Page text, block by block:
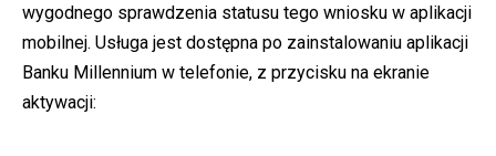
wygodnego sprawdzenia statusu tego wniosku w aplikacji
mobilnej. Usługa jest dostępna po zainstalowaniu aplikacji
Banku Millennium w telefonie, z przycisku na ekranie
aktywacji: